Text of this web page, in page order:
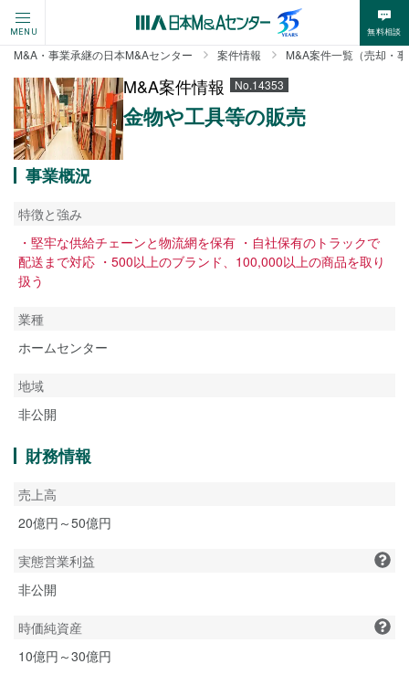
MENU 無料相談
M&A・事業承継の日本M&Aセンター 案件情報 M&A案件一覧（売却・
M&A案件情報 No.14353
金物や工具等の販売
事業概況
特徴と強み
・堅牢な供給チェーンと物流網を保有 ・自社保有のトラックで
配送まで対応 ・500以上のブランド、100,000以上の商品を取り
扱う
業種
ホームセンター
地域
非公開
財務情報
売上高
20億円～50億円
実態営業利益
非公開
時価純資産
10億円～30億円